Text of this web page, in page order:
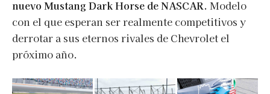
nuevo Mustang Dark Horse de NASCAR. Modelo
con el que esperan ser realmente competitivos y
derrotar a sus eternos rivales de Chevrolet el
próximo año.